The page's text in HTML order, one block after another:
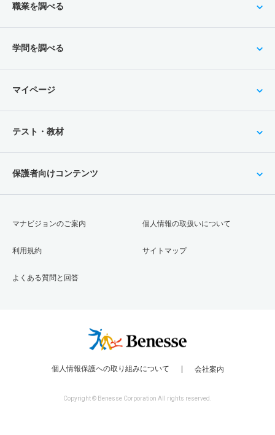
職業を調べる
学問を調べる
マイページ
テスト・教材
保護者向けコンテンツ
マナビジョンのご案内
利用規約
よくある質問と回答
個人情報の取扱いについて
サイトマップ
個人情報保護への取り組みについて 会社案内
Copyright © Benesse Corporation All rights reserved.